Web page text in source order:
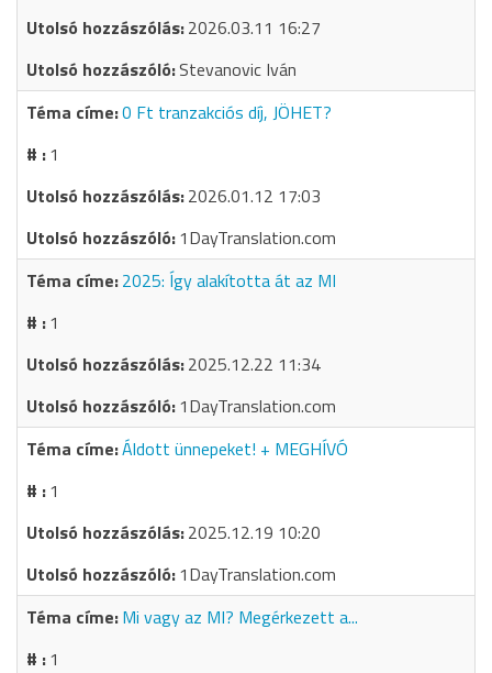
2026.03.11 16:27
Stevanovic Iván
0 Ft tranzakciós díj, JÖHET?
1
2026.01.12 17:03
1DayTranslation.com
2025: Így alakította át az MI
1
2025.12.22 11:34
1DayTranslation.com
Áldott ünnepeket! + MEGHÍVÓ
1
2025.12.19 10:20
1DayTranslation.com
Mi vagy az MI? Megérkezett a...
1